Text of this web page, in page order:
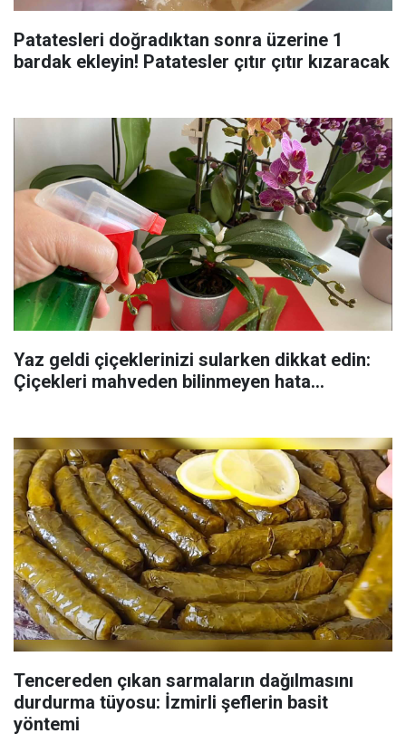
Patatesleri doğradıktan sonra üzerine 1
bardak ekleyin! Patatesler çıtır çıtır kızaracak
Yaz geldi çiçeklerinizi sularken dikkat edin:
Çiçekleri mahveden bilinmeyen hata...
Tencereden çıkan sarmaların dağılmasını
durdurma tüyosu: İzmirli şeflerin basit
yöntemi